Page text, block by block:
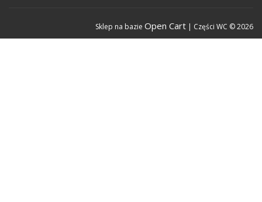
Sklep na bazie Open Cart | Części WC © 2026